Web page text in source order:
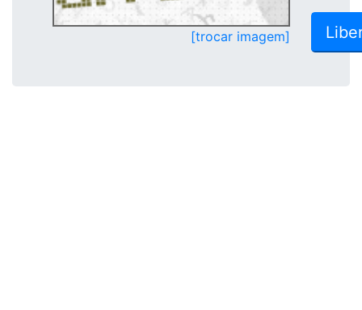
[trocar imagem]